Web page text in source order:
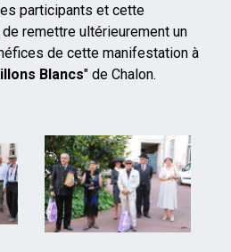
participants et cette
remettre ultérieurement un
de cette manifestation à
Blancs" de Chalon.